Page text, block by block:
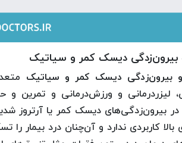
و بیرون‌زدگی دیسک کمر و سیاتیک
و بیرون‌زدگی دیسک کمر و سیاتیک
لیزردرمانی و ورزش‌درمانی و تمرین
بیرون‌زدگی‌های دیسک کمر یا آرتروز
کاربردی ندارد و آن‌چنان درد بیمار را